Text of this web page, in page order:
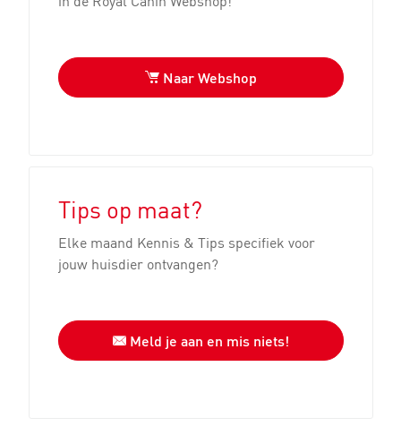
Naar Webshop
Tips op maat?
Elke maand Kennis & Tips specifiek voor
jouw huisdier ontvangen?
Meld je aan en mis niets!